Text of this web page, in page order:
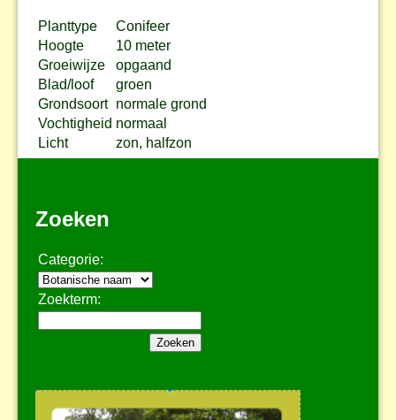
Planttype
Conifeer
Hoogte
10 meter
Groeiwijze
opgaand
Blad/loof
groen
Grondsoort normale grond
Vochtigheid normaal
Licht
zon, halfzon
Zoeken
Categorie:
Zoekterm: